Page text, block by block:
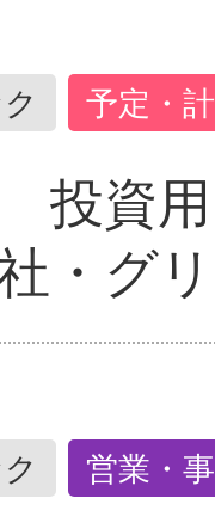
予定・
投資
・グ
営業・